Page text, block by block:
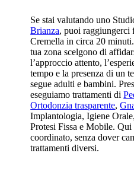
Se stai valutando uno
Brianza, puoi raggiungerci
Cremella in circa 20
tua zona scelgono di
l’approccio attento,
tempo e la presenza di un
segue adulti e bambini.
eseguiamo trattamenti di
Ortodonzia trasparente,
Implantologia, Igiene
Protesi Fissa e Mobile.
coordinato, senza dover
trattamenti diversi.